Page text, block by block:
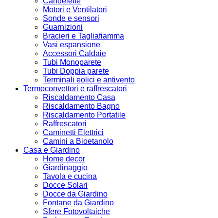
Motori e Ventilatori
Sonde e sensori
Guarnizioni
Bracieri e Tagliafiamma
Vasi espansione
Accessori Caldaie
Tubi Monoparete
Tubi Doppia parete
Terminali eolici e antivento
Termoconvettori e raffrescatori
Riscaldamento Casa
Riscaldamento Bagno
Riscaldamento Portatile
Raffrescatori
Caminetti Elettrici
Camini a Bioetanolo
Casa e Giardino
Home decor
Giardinaggio
Tavola e cucina
Docce Solari
Docce da Giardino
Fontane da Giardino
Sfere Fotovoltaiche